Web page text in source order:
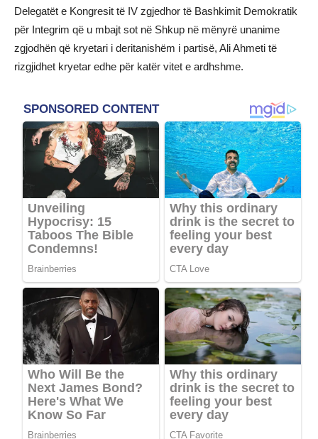
Delegatët e Kongresit të IV zgjedhor të Bashkimit Demokratik
për Integrim që u mbajt sot në Shkup në mënyrë unanime
zgjodhën që kryetari i deritanishëm i partisë, Ali Ahmeti të
rizgjidhet kryetar edhe për katër vitet e ardhshme.